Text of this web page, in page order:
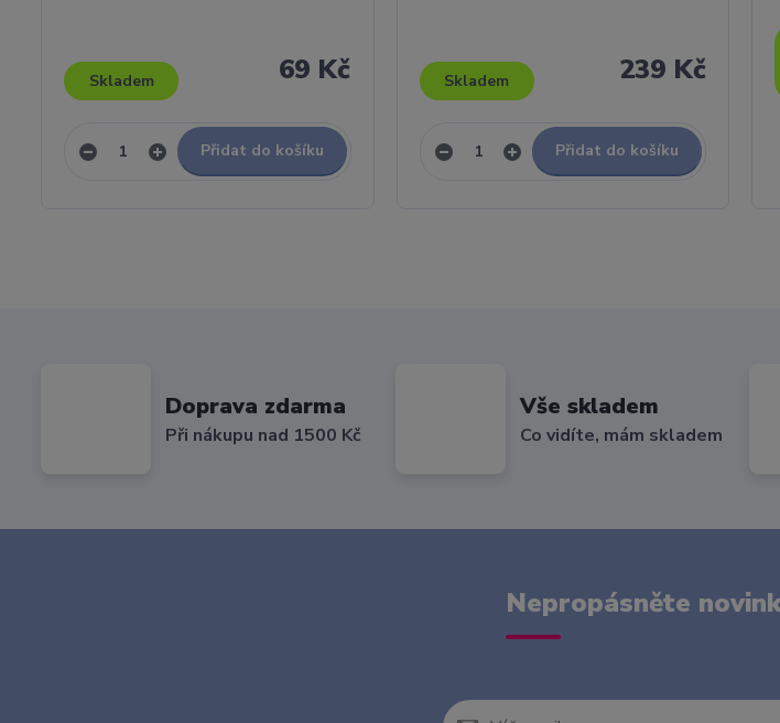
69 Kč
Skladem
Přidat do košíku
239 Kč
Skladem
Přidat do košíku
Doprava zdarma
Při nákupu nad 1500 Kč
Vše skladem
Co vidíte, mám skladem
Nepropásněte